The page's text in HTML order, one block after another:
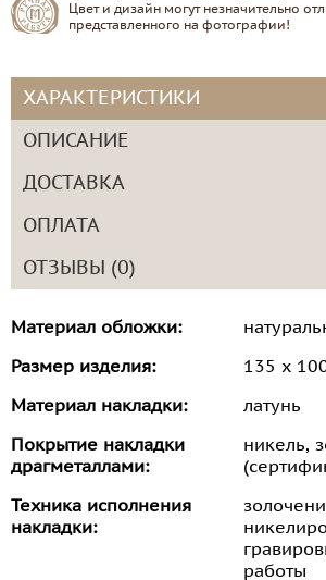
Цвет и дизайн могут незначительно
представленного на фотографии!
ХАРАКТЕРИСТИКИ
ОПИСАНИЕ
ДОСТАВКА
ОПЛАТА
ОТЗЫВЫ (0)
Материал обложки:
Размер изделия:
135 х
Материал накладки:
латунь
Покрытие накладки
драгметаллами:
никель,
Техника исполнения
накладки:
работы